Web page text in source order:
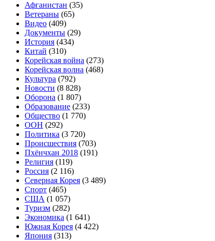
Афганистан (35)
Ветераны (65)
Видео (409)
Документы (29)
История (434)
Китай (310)
Корейская война (273)
Корейская волна (468)
Культура (792)
Новости (8 828)
Оборона (1 807)
Образование (233)
Общество (1 770)
ООН (292)
Политика (3 720)
Происшествия (703)
Пхёнчхан 2018 (191)
Религия (119)
Россия (2 116)
Северная Корея (3 489)
Спорт (465)
США (1 057)
Туризм (282)
Экономика (1 641)
Южная Корея (4 422)
Япония (313)